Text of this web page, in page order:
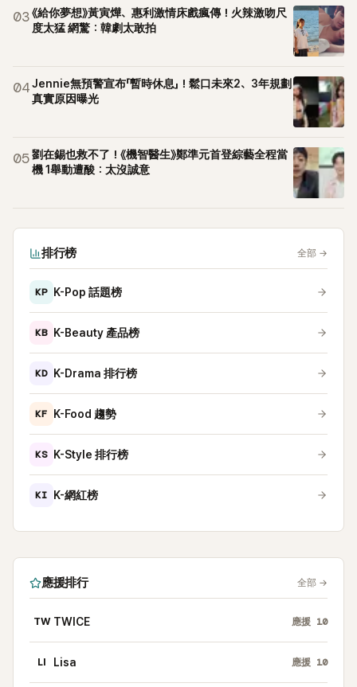
03《給你夢想》黃寅燁、惠利激情床戲瘋傳！火辣激吻尺
度太猛 網驚：韓劇太敢拍
04Jennie無預警宣布「暫時休息」！鬆口未來2、3年規劃
真實原因曝光
05劉在錫也救不了！《機智醫生》鄭準元首登綜藝全程當
機 1舉動遭酸：太沒誠意
排行榜 全部 →
KP K-Pop 話題榜
KB K-Beauty 產品榜
KD K-Drama 排行榜
KF K-Food 趨勢
KS K-Style 排行榜
KI K-網紅榜
應援排行 全部 →
TW TWICE 應援 10
LI Lisa 應援 10